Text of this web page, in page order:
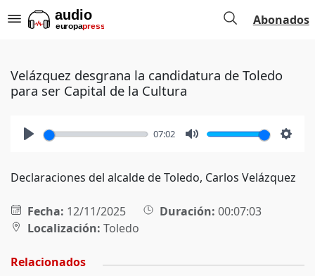
Abonados
Velázquez desgrana la candidatura de Toledo
para ser Capital de la Cultura
07:02
Declaraciones del alcalde de Toledo, Carlos Velázquez
Fecha: 12/11/2025 Duración: 00:07:03
Localización: Toledo
Relacionados